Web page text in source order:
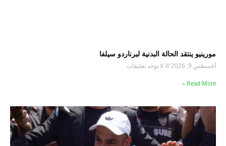
مورينيو ينتقد الحالة البدنية لبرناردو سيلفا
أغسطس 9, 2026 لا توجد تعليقات
Read More »